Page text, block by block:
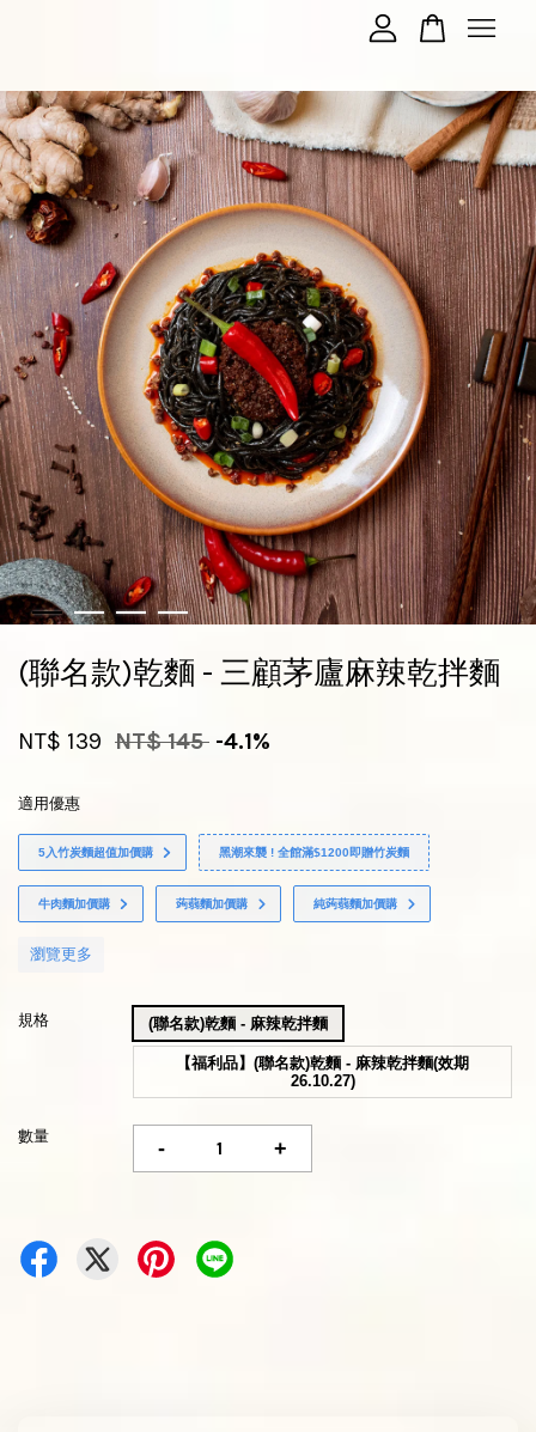
(聯名款)乾麵 - 三顧茅廬麻辣乾拌麵
NT$ 139 NT$ 145 -4.1%
適用優惠
5入竹炭麵超值加價購 黑潮來襲 ! 全館滿$1200即贈竹炭麵
牛肉麵加價購 蒟蒻麵加價購 純蒟蒻麵加價購
瀏覽更多
規格 (聯名款)乾麵 - 麻辣乾拌麵
【福利品】(聯名款)乾麵 - 麻辣乾拌麵(效期
26.10.27)
數量
- +
您的購物車目前還是空的。
繼續購物